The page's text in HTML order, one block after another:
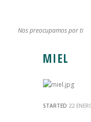
Nos preocupamos por ti
MIEL
STARTED 22